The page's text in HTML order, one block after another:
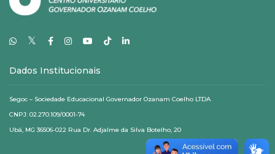
𝕏
Dados Institucionais
Segoc – Sociedade Educacional Governador Ozanam Coelho LTDA
CNPJ: 02.270.109/0001-74
Ubá, MG 36506-022 Rua Dr. Adjalme da Silva Botelho, 20